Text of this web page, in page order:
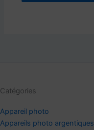
Catégories
Appareil photo
Appareils photo argentiques